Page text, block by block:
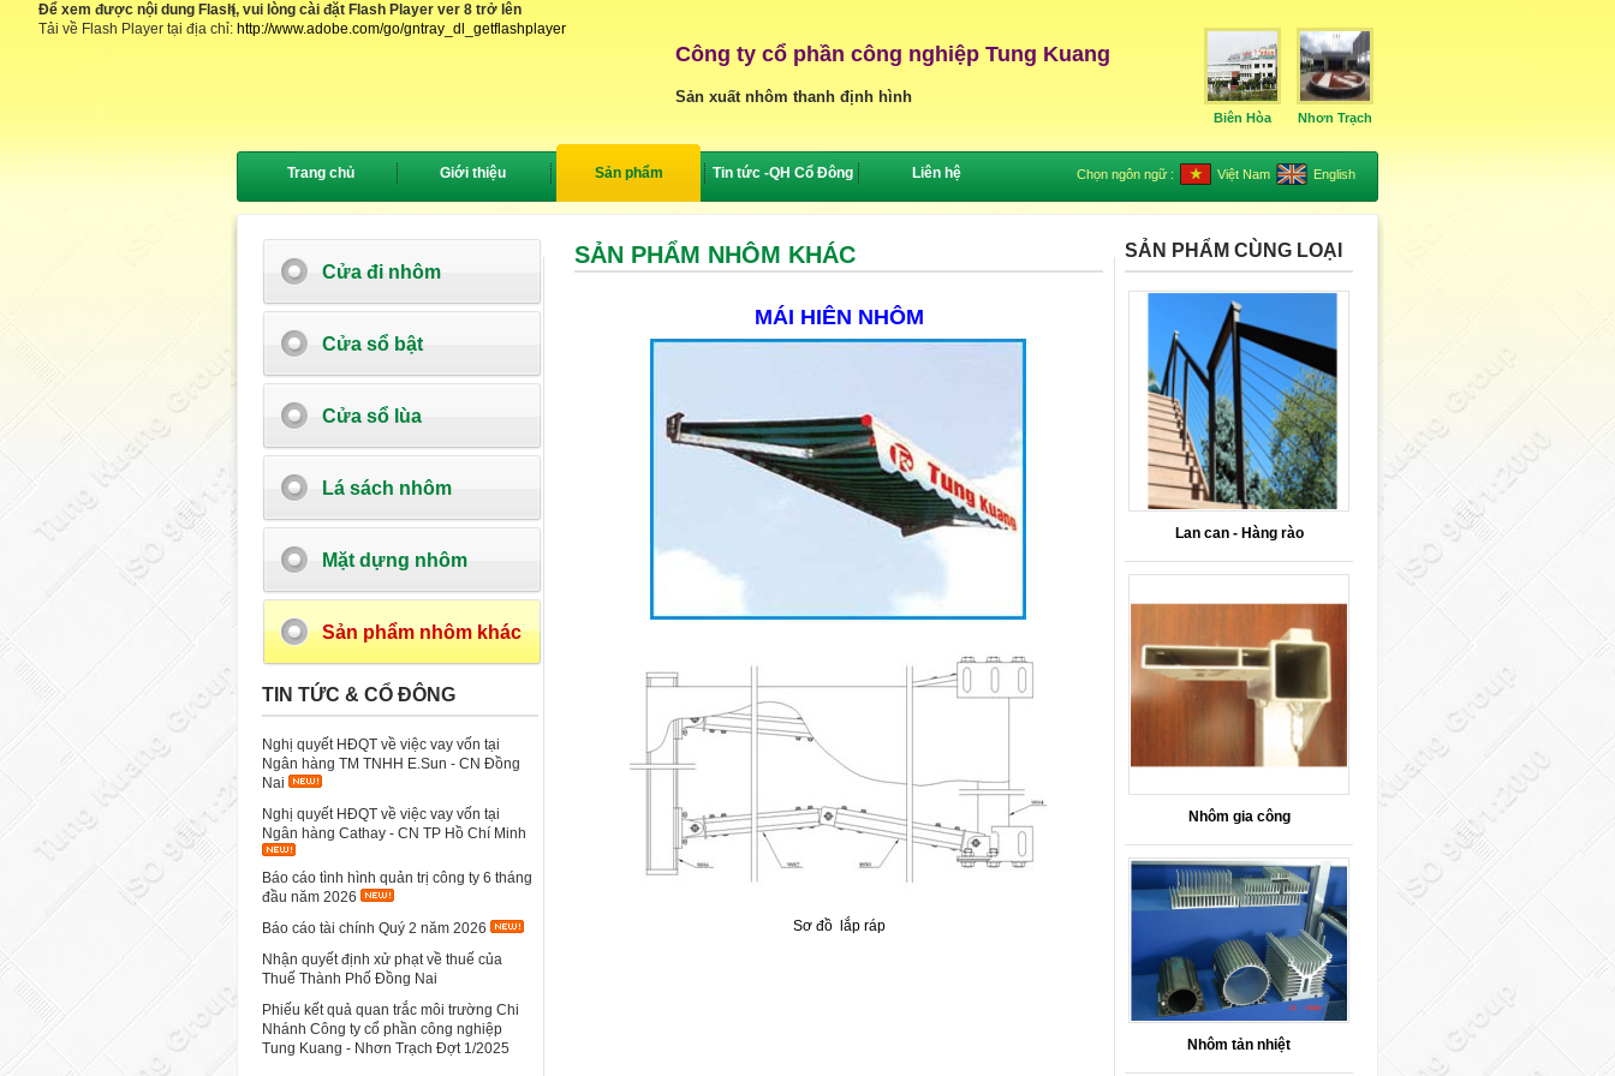
Để xem được nội dung Flash, vui lòng cài đặt Flash Player ver 8 trở lên
Tải về Flash Player tại địa chỉ: http://www.adobe.com/go/gntray_dl_getflashplayer
{
Công ty cổ phần công nghiệp Tung Kuang
Sản xuất nhôm thanh định hình
Biên Hòa Nhơn Trạch
Trang chủ Giới thiệu Sản phẩm Tin tức -QH Cổ Đông Liên hệ Chọn ngôn ngữ : Việt Nam English
Cửa đi nhôm
Cửa sổ bật
Cửa sổ lùa
Lá sách nhôm
Mặt dựng nhôm
Sản phẩm nhôm khác
TIN TỨC & CỔ ĐÔNG
Nghị quyết HĐQT về việc vay vốn tại
Ngân hàng TM TNHH E.Sun - CN Đồng
Nai
Nghị quyết HĐQT về việc vay vốn tại
Ngân hàng Cathay - CN TP Hồ Chí Minh
Báo cáo tình hình quản trị công ty 6 tháng
đầu năm 2026
Báo cáo tài chính Quý 2 năm 2026
Nhận quyết định xử phạt về thuế của
Thuế Thành Phố Đồng Nai
Phiếu kết quả quan trắc môi trường Chi
Nhánh Công ty cổ phần công nghiệp
Tung Kuang - Nhơn Trạch Đợt 1/2025
SẢN PHẨM NHÔM KHÁC
MÁI HIÊN NHÔM
Sơ đồ lắp ráp
SẢN PHẨM CÙNG LOẠI
Lan can - Hàng rào
Nhôm gia công
Nhôm tản nhiệt